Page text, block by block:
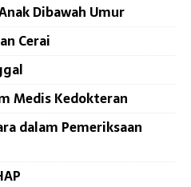
Dibawah Umur
Cerai
Medis Kedokteran
dalam Pemeriksaan